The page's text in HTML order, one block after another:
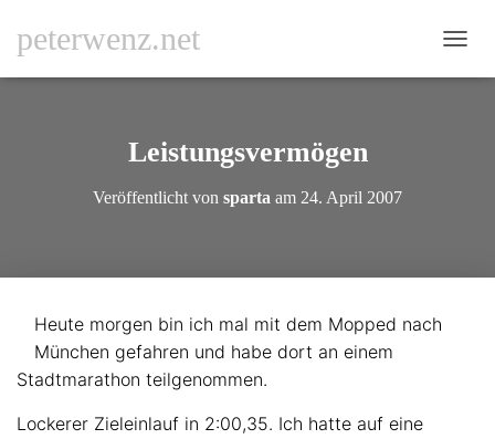
peterwenz.net
A
Leistungsvermögen
Veröffentlicht von sparta am 24. April 2007
Heute morgen bin ich mal mit dem Mopped nach
München gefahren und habe dort an einem
Stadtmarathon teilgenommen.
Lockerer Zieleinlauf in 2:00,35. Ich hatte auf eine